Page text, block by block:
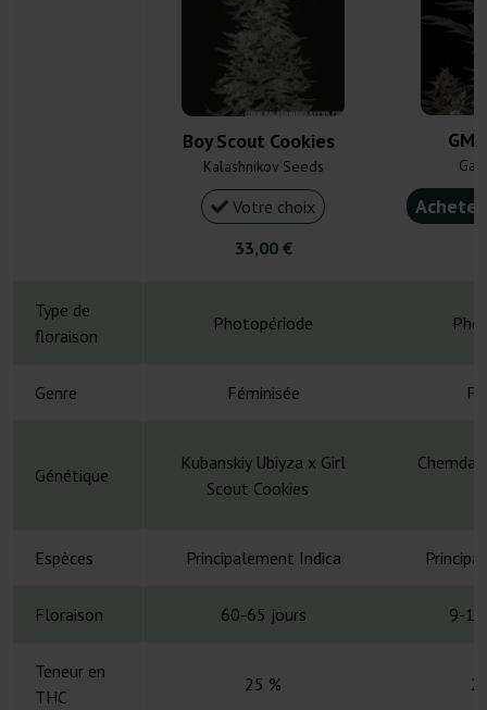
Boy Scout Cookies
Kalashnikov Seeds
Votre choix
33,00 €
Type de
floraison
Photopériode
Genre Féminisée
Génétique
Kubanskiy Ubiyza x Girl
Scout Cookies
Espèces Principalement Indica
Floraison 60-65 jours 9-10
Teneur en
THC
25 %